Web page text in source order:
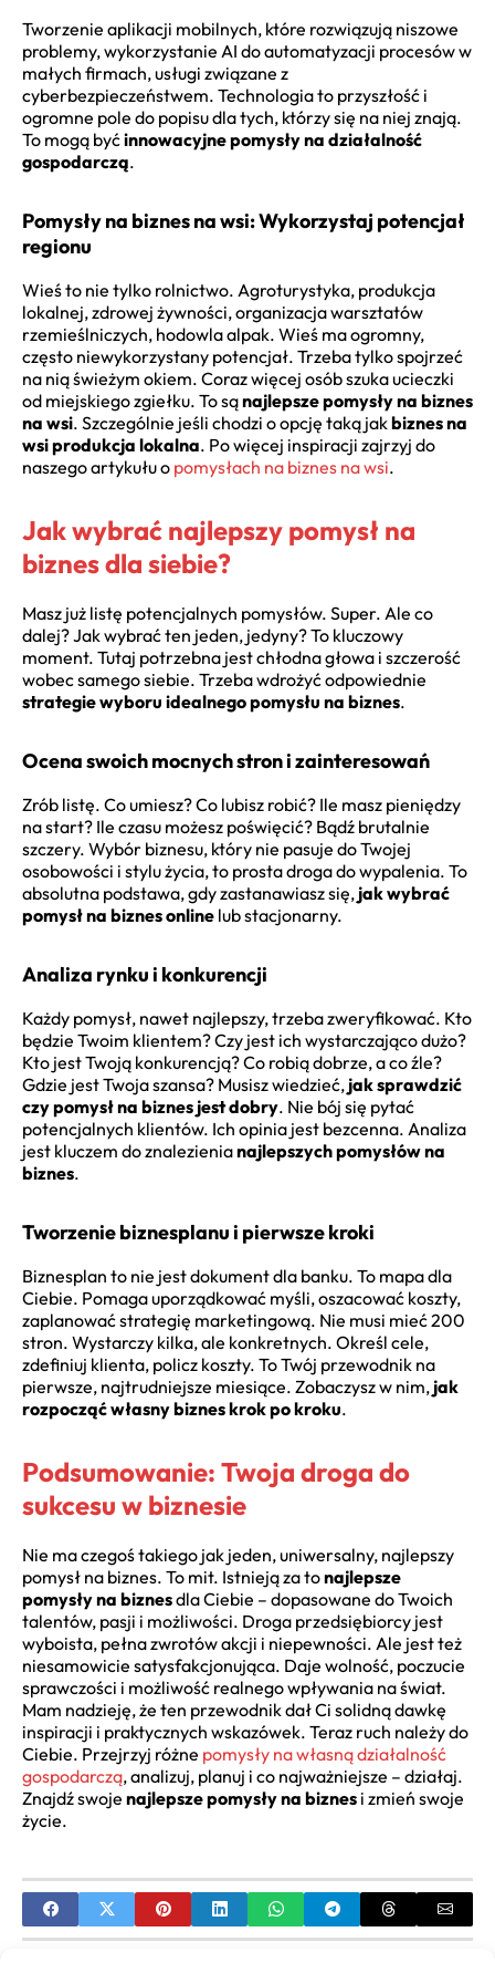
Tworzenie aplikacji mobilnych, które rozwiązują niszowe
problemy, wykorzystanie AI do automatyzacji procesów w
małych firmach, usługi związane z
cyberbezpieczeństwem. Technologia to przyszłość i
ogromne pole do popisu dla tych, którzy się na niej znają.
To mogą byćinnowacyjne pomysły na działalność
gospodarczą.
Pomysły na biznes na wsi: Wykorzystaj potencjał
regionu
Wieś to nie tylko rolnictwo. Agroturystyka, produkcja
lokalnej, zdrowej żywności, organizacja warsztatów
rzemieślniczych, hodowla alpak. Wieś ma ogromny,
często niewykorzystany potencjał. Trzeba tylko spojrzeć
na nią świeżym okiem. Coraz więcej osób szuka ucieczki
od miejskiego zgiełku. To sąnajlepsze pomysły na biznes
na wsi. Szczególnie jeśli chodzi o opcję taką jakbiznes na
wsi produkcja lokalna. Po więcej inspiracji zajrzyj do
naszego artykułu o pomysłach na biznes na wsi.
Jak wybrać najlepszy pomysł na
biznes dla siebie?
Masz już listę potencjalnych pomysłów. Super. Ale co
dalej? Jak wybrać ten jeden, jedyny? To kluczowy
moment. Tutaj potrzebna jest chłodna głowa i szczerość
wobec samego siebie. Trzeba wdrożyć odpowiednie
strategie wyboru idealnego pomysłu na biznes.
Ocena swoich mocnych stron i zainteresowań
Zrób listę. Co umiesz? Co lubisz robić? Ile masz pieniędzy
na start? Ile czasu możesz poświęcić? Bądź brutalnie
szczery. Wybór biznesu, który nie pasuje do Twojej
osobowości i stylu życia, to prosta droga do wypalenia. To
absolutna podstawa, gdy zastanawiasz się, jak wybrać
pomysł na biznes online lub stacjonarny.
Analiza rynku i konkurencji
Każdy pomysł, nawet najlepszy, trzeba zweryfikować. Kto
będzie Twoim klientem? Czy jest ich wystarczająco dużo?
Kto jest Twoją konkurencją? Co robią dobrze, a co źle?
Gdzie jest Twoja szansa? Musisz wiedzieć, jak sprawdzić
czy pomysł na biznes jest dobry. Nie bój się pytać
potencjalnych klientów. Ich opinia jest bezcenna. Analiza
jest kluczem do znalezienianajlepszych pomysłów na
biznes.
Tworzenie biznesplanu i pierwsze kroki
Biznesplan to nie jest dokument dla banku. To mapa dla
Ciebie. Pomaga uporządkować myśli, oszacować koszty,
zaplanować strategię marketingową. Nie musi mieć 200
stron. Wystarczy kilka, ale konkretnych. Określ cele,
zdefiniuj klienta, policz koszty. To Twój przewodnik na
pierwsze, najtrudniejsze miesiące. Zobaczysz w nim, jak
rozpocząć własny biznes krok po kroku.
Podsumowanie: Twoja droga do
sukcesu w biznesie
Nie ma czegoś takiego jak jeden, uniwersalny, najlepszy
pomysł na biznes. To mit. Istnieją za tonajlepsze
pomysły na biznesdla Ciebie – dopasowane do Twoich
talentów, pasji i możliwości. Droga przedsiębiorcy jest
wyboista, pełna zwrotów akcji i niepewności. Ale jest też
niesamowicie satysfakcjonująca. Daje wolność, poczucie
sprawczości i możliwość realnego wpływania na świat.
Mam nadzieję, że ten przewodnik dał Ci solidną dawkę
inspiracji i praktycznych wskazówek. Teraz ruch należy do
Ciebie. Przejrzyj różne pomysły na własną działalność
gospodarczą, analizuj, planuj i co najważniejsze – działaj.
Znajdź swoje najlepsze pomysły na biznes i zmień swoje
życie.